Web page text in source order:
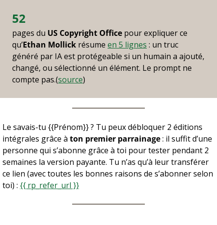
52
pages du US Copyright Office pour expliquer ce
qu’Ethan Mollick résume en 5 lignes : un truc
généré par IA est protégeable si un humain a ajouté,
changé, ou sélectionné un élément. Le prompt ne
compte pas.(source)
Le savais-tu {{Prénom}} ? Tu peux débloquer 2 éditions
intégrales grâce à ton premier parrainage : il suffit d’une
personne qui s’abonne grâce à toi pour tester pendant 2
semaines la version payante. Tu n’as qu’à leur transférer
ce lien (avec toutes les bonnes raisons de s’abonner selon
toi) : {{ rp_refer_url }}